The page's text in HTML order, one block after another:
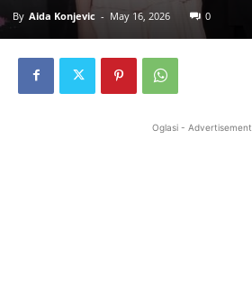
By Aida Konjevic - May 16, 2026 0
Oglasi - Advertisement